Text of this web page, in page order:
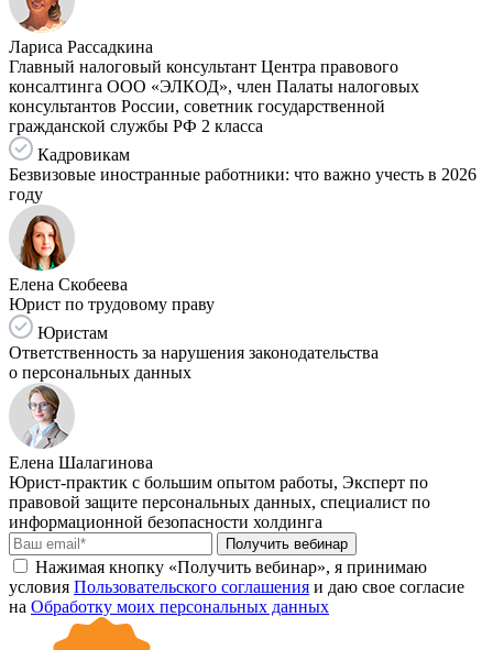
Лариса Рассадкина
Главный налоговый консультант Центра правового
консалтинга ООО «ЭЛКОД», член Палаты налоговых
консультантов России, советник государственной
гражданской службы РФ 2 класса
Кадровикам
Безвизовые иностранные работники: что важно учесть в 2026
году
Елена Скобеева
Юрист по трудовому праву
Юристам
Ответственность за нарушения законодательства
о персональных данных
Елена Шалагинова
Юрист-практик с большим опытом работы, Эксперт по
правовой защите персональных данных, специалист по
информационной безопасности холдинга
Получить вебинар
Нажимая кнопку «Получить вебинар», я принимаю
условия Пользовательского соглашения и даю свое согласие
на Обработку моих персональных данных